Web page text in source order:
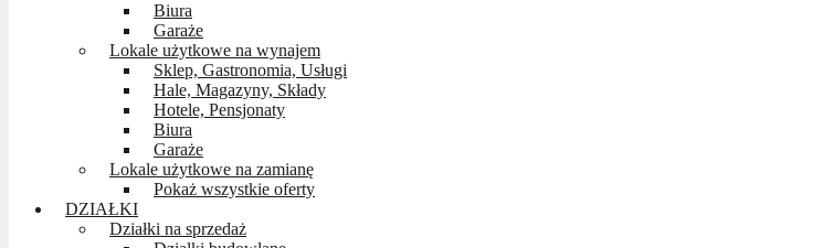
Biura
Garaże
Lokale użytkowe na wynajem
Sklep, Gastronomia, Usługi
Hale, Magazyny, Składy
Hotele, Pensjonaty
Biura
Garaże
Lokale użytkowe na zamianę
Pokaż wszystkie oferty
DZIAŁKI
Działki na sprzedaż